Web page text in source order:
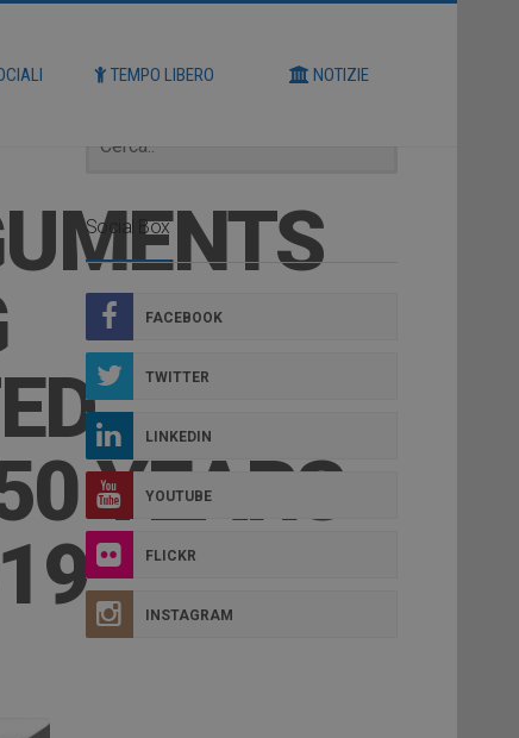
TEMPO LIBERO NOTIZIE
YEARS
Social Box
FACEBOOK
TWITTER
LINKEDIN
YOUTUBE
FLICKR
INSTAGRAM